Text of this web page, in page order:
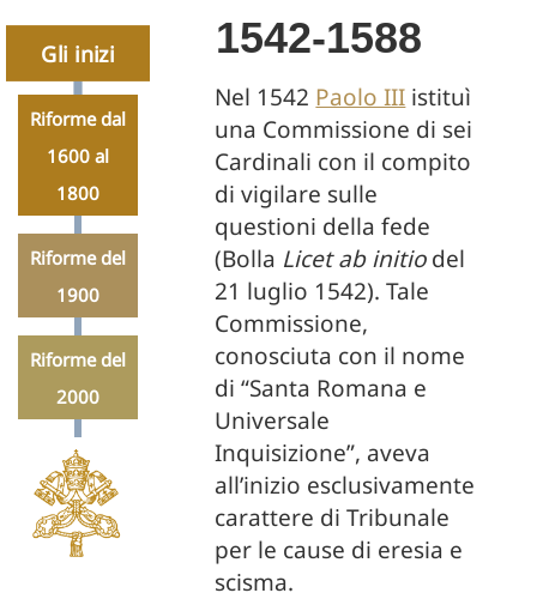
Gli inizi
Riforme dal
1600 al
1800
Riforme del
1900
Riforme del
2000
1542-1588
Nel 1542 Paolo III istituì
una Commissione di sei
Cardinali con il compito
di vigilare sulle
questioni della fede
(Bolla Licet ab initiodel
21 luglio 1542). Tale
Commissione,
conosciuta con il nome
di “Santa Romana e
Universale
Inquisizione”, aveva
all’inizio esclusivamente
carattere di Tribunale
per le cause di eresia e
scisma.